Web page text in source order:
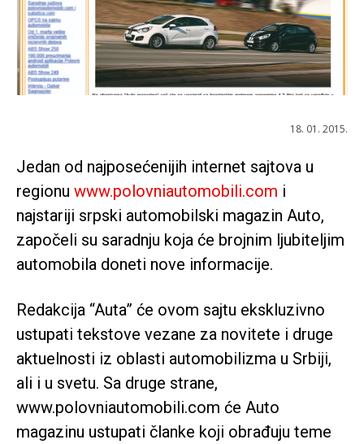
18. 01. 2015.
Jedan od najposećenijih internet sajtova u
regionu www.polovniautomobili.com i
najstariji srpski automobilski magazin Auto,
započeli su saradnju koja će brojnim ljubiteljim
automobila doneti nove informacije.
Redakcija “Auta” će ovom sajtu ekskluzivno
ustupati tekstove vezane za novitete i druge
aktuelnosti iz oblasti automobilizma u Srbiji,
ali i u svetu. Sa druge strane,
www.polovniautomobili.com će Auto
magazinu ustupati članke koji obrađuju teme